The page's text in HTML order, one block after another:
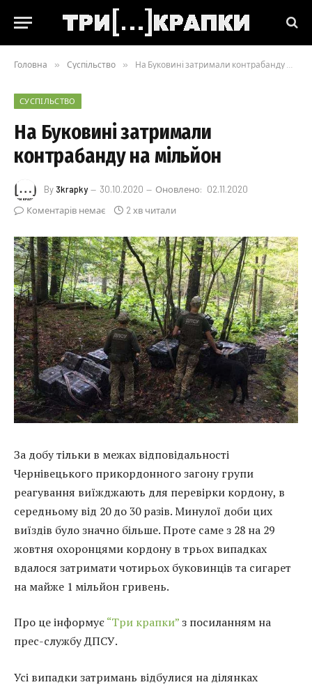
Головна » Суспільство » На Буковині затримали контрабанду на мільйон
СУСПІЛЬСТВО
На Буковині затримали
контрабанду на мільйон
By 3krapky 30.10.2020 Оновлено: 02.11.2020
Коментарів немає
2 хв читали
За добу тільки в межах відповідальності
Чернівецького прикордонного загону групи
реагування виїжджають для перевірки кордону, в
середньому від 20 до 30 разів. Минулої доби цих
виїздів було значно більше. Проте саме з 28 на 29
жовтня охоронцями кордону в трьох випадках
вдалося затримати чотирьох буковинців та сигарет
на майже 1 мільйон гривень.
Про це інформує“Три крапки”з посиланням на
прес-службу ДПСУ.
Усі випадки затримань відбулися на ділянках